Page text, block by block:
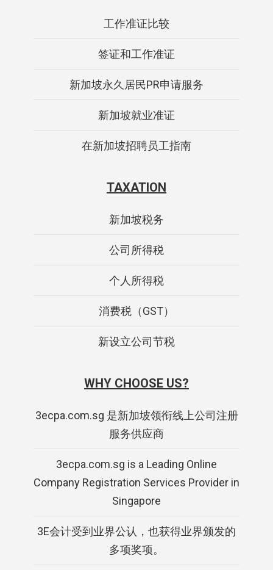
工作准证比较
签证和工作准证
新加坡永久居民PR申请服务
新加坡就业准证
在新加坡招聘员工指南
TAXATION
新加坡税务
公司所得税
个人所得税
消费税（GST）
新设立公司节税
WHY CHOOSE US?
3ecpa.com.sg 是新加坡领衔线上公司注册
服务供应商
3ecpa.com.sg is a Leading Online
Company Registration Services Provider in
Singapore
3E会计受到业界公认，也获得业界颁发的
多项奖项。